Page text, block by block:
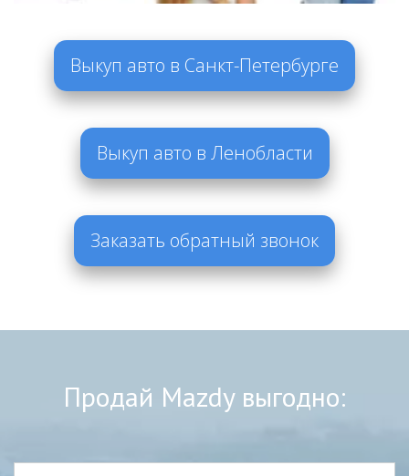
Выкуп авто в Санкт-Петербурге
Выкуп авто в Ленобласти
Заказать обратный звонок
Продай Mazdy выгодно: